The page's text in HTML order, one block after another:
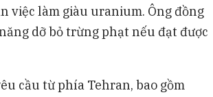
việc làm giàu uranium. Ông đồng
dỡ bỏ trừng phạt nếu đạt được
cầu từ phía Tehran, bao gồm